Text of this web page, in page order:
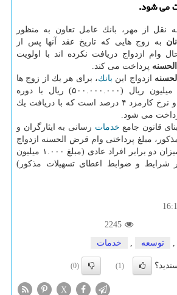
می شود.
نقل از مهر، بانك عامل تعاون به منظور
به زوج هایی كه تاریخ عقد آنها پس از
تابحال وام ازدواج دریافت نكرده اند با اولویت
پرداخت می كند.
ازدواج این بانك، برای هر یك از زوج ها
در سال ۱۳۹۹ پانصد میلیون ریال (۵۰۰.۰۰۰.۰۰۰) ریال با دوره
بازپرداخت هفت ساله و نرخ كارمزد ۴ درصد است كه با دریافت یك
می شود.
قانون جامع خدمات رسانی به ایثارگران و
مبلغ پرداختی وام قرض الحسنه ازدواج
تعاون به میزان دو برابر افراد عادی (مبلغ ۱.۰۰۰ میلیون
شرایط و ضوابط اعطای تسهیلات مذكور)
2245
, توسعه , خدمات
(1)
(0)
X